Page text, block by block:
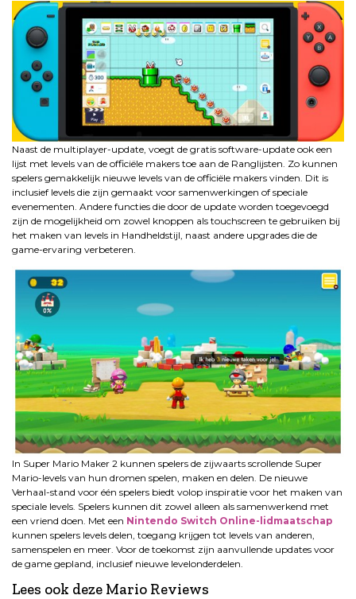
Naast de multiplayer-update, voegt de gratis software-update ook een
lijst met levels van de officiële makers toe aan de Ranglijsten. Zo kunnen
spelers gemakkelijk nieuwe levels van de officiële makers vinden. Dit is
inclusief levels die zijn gemaakt voor samenwerkingen of speciale
evenementen. Andere functies die door de update worden toegevoegd
zijn de mogelijkheid om zowel knoppen als touchscreen te gebruiken bij
het maken van levels in Handheldstijl, naast andere upgrades die de
game-ervaring verbeteren.
In Super Mario Maker 2 kunnen spelers de zijwaarts scrollende Super
Mario-levels van hun dromen spelen, maken en delen. De nieuwe
Verhaal-stand voor één spelers biedt volop inspiratie voor het maken van
speciale levels. Spelers kunnen dit zowel alleen als samenwerkend met
een vriend doen. Met een Nintendo Switch Online-lidmaatschap
kunnen spelers levels delen, toegang krijgen tot levels van anderen,
samenspelen en meer. Voor de toekomst zijn aanvullende updates voor
de game gepland, inclusief nieuwe levelonderdelen.
Lees ook deze Mario Reviews